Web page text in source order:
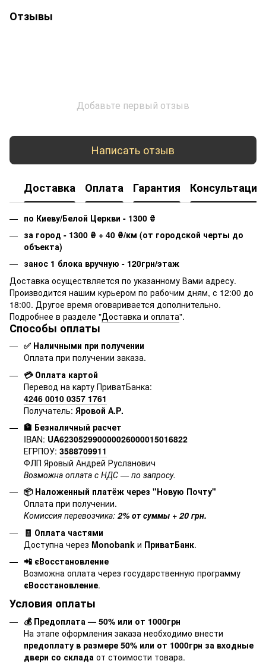
Отзывы
Добавьте первый отзыв
Написать отзыв
Доставка Оплата Гарантия Консультация
по Киеву/Белой Церкви - 1300 ₴
за город - 1300 ₴ + 40 ₴/км (от городской черты до
объекта)
занос 1 блока вручную - 120грн/этаж
Доставка осуществляется по указанному Вами адресу.
Производится нашим курьером по рабочим дням, с 12:00 до
18:00. Другое время оговаривается дополнительно.
Подробнее в разделе "Доставка и оплата".
Способы оплаты
✅ Наличными при получении
Оплата при получении заказа.
💳 Оплата картой
Перевод на карту ПриватБанка:
4246 0010 0357 1761
Получатель: Яровой А.Р.
🏦 Безналичный расчет
IBAN: UA623052990000026000015016822
ЕГРПОУ: 3588709911
ФЛП Яровый Андрей Русланович
Возможна оплата с НДС — по запросу.
📦 Наложенный платёж через "Новую Почту"
Оплата при получении.
Комиссия перевозчика: 2% от суммы + 20 грн.
🧾 Оплата частями
Доступна через Monobank и ПриватБанк.
📲 єВосстановление
Возможна оплата через государственную программу
єВосстановление.
Условия оплаты
💰 Предоплата — 50% или от 1000грн
На этапе оформления заказа необходимо внести
предоплату в размере 50% или от 1000грн за входные
двери со склада от стоимости товара.